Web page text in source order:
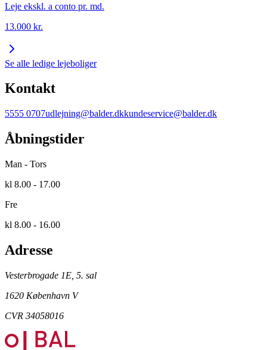
Leje ekskl. a conto pr. md.
13.000 kr.
Se alle ledige lejeboliger
Kontakt
5555 0707udlejning@balder.dkkundeservice@balder.dk
Åbningstider
Man - Tors
kl 8.00 - 17.00
Fre
kl 8.00 - 16.00
Adresse
Vesterbrogade 1E, 5. sal
1620 København V
CVR 34058016